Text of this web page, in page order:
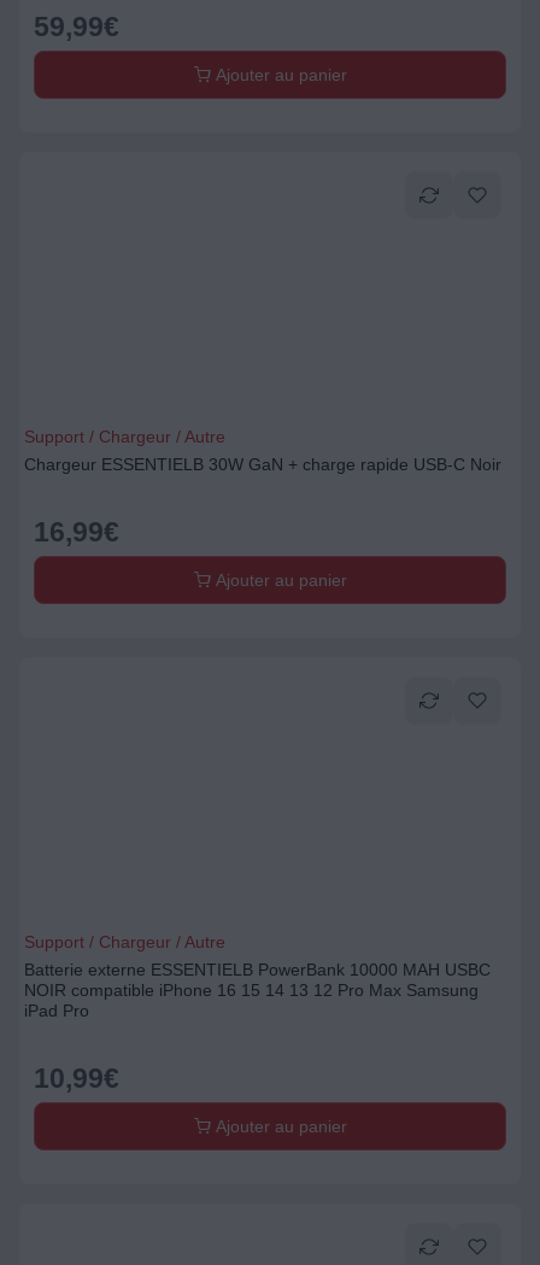
59,99€
Ajouter au panier
Support / Chargeur / Autre
Chargeur ESSENTIELB 30W GaN + charge rapide USB-C Noir
16,99€
Ajouter au panier
Support / Chargeur / Autre
Batterie externe ESSENTIELB PowerBank 10000 MAH USBC
NOIR compatible iPhone 16 15 14 13 12 Pro Max Samsung
iPad Pro
10,99€
Ajouter au panier